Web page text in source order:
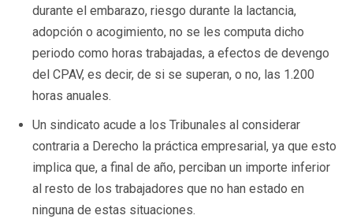
durante el embarazo, riesgo durante la lactancia,
adopción o acogimiento, no se les computa dicho
periodo como horas trabajadas, a efectos de devengo
del CPAV, es decir, de si se superan, o no, las 1.200
horas anuales.
Un sindicato acude a los Tribunales al considerar
contraria a Derecho la práctica empresarial, ya que esto
implica que, a final de año, perciban un importe inferior
al resto de los trabajadores que no han estado en
ninguna de estas situaciones.